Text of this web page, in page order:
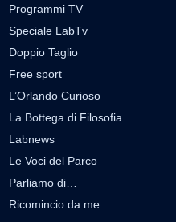
Programmi TV
Speciale LabTv
Doppio Taglio
Free sport
L’Orlando Curioso
La Bottega di Filosofia
Labnews
Le Voci del Parco
Parliamo di…
Ricomincio da me